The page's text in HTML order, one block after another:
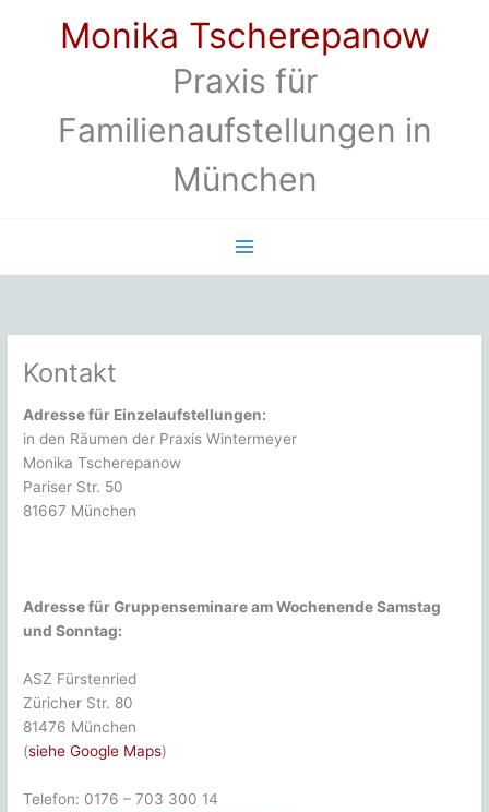
Monika Tscherepanow
Praxis für
Familienaufstellungen in
München
Kontakt
Adresse für Einzelaufstellungen:
in den Räumen der Praxis Wintermeyer
Monika Tscherepanow
Pariser Str. 50
81667 München
Adresse für Gruppenseminare am Wochenende Samstag
und Sonntag:
ASZ Fürstenried
Züricher Str. 80
81476 München
(siehe Google Maps)
Telefon: 0176 – 703 300 14